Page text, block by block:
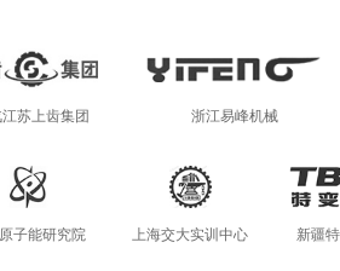
苏上齿集团 浙江易峰机械
子能研究院 上海交大实训中心 新疆